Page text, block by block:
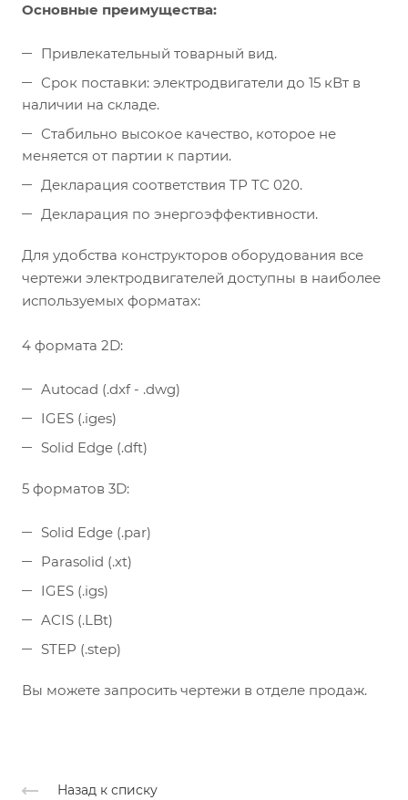
Основные преимущества:
Привлекательный товарный вид.
Срок поставки: электродвигатели до 15 кВт в
наличии на складе.
Стабильно высокое качество, которое не
меняется от партии к партии.
Декларация соответствия ТР ТС 020.
Декларация по энергоэффективности.
Для удобства конструкторов оборудования все
чертежи электродвигателей доступны в наиболее
используемых форматах:
4 формата 2D:
Autocad (.dxf - .dwg)
IGES (.iges)
Solid Edge (.dft)
5 форматов 3D:
Solid Edge (.par)
Parasolid (.xt)
IGES (.igs)
ACIS (.LBt)
STEP (.step)
Вы можете запросить чертежи в отделе продаж.
Назад к списку